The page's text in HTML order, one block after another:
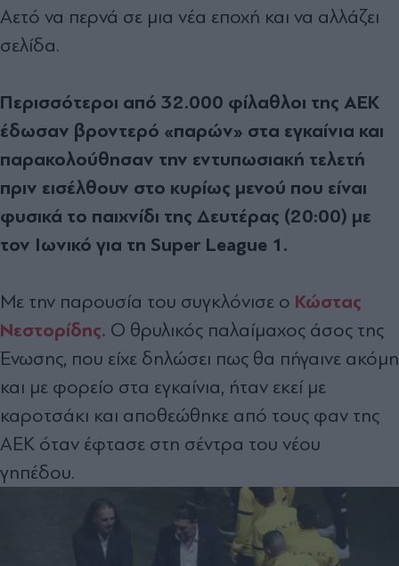
Αετό να περνά σε μια νέα εποχή και να αλλάζει
σελίδα.
Περισσότεροι από 32.000 φίλαθλοι της ΑΕΚ
έδωσαν βροντερό «παρών» στα εγκαίνια και
παρακολούθησαν την εντυπωσιακή τελετή
πριν εισέλθουν στο κυρίως μενού που είναι
φυσικά το παιχνίδι της Δευτέρας (20:00) με
τον Ιωνικό για τη Super League 1.
Με την παρουσία του συγκλόνισε ο Κώστας
Νεστορίδης. Ο θρυλικός παλαίμαχος άσος της
Ένωσης, που είχε δηλώσει πως θα πήγαινε ακόμη
και με φορείο στα εγκαίνια, ήταν εκεί με
καροτσάκι και αποθεώθηκε από τους φαν της
ΑΕΚ όταν έφτασε στη σέντρα του νέου
γηπέδου.